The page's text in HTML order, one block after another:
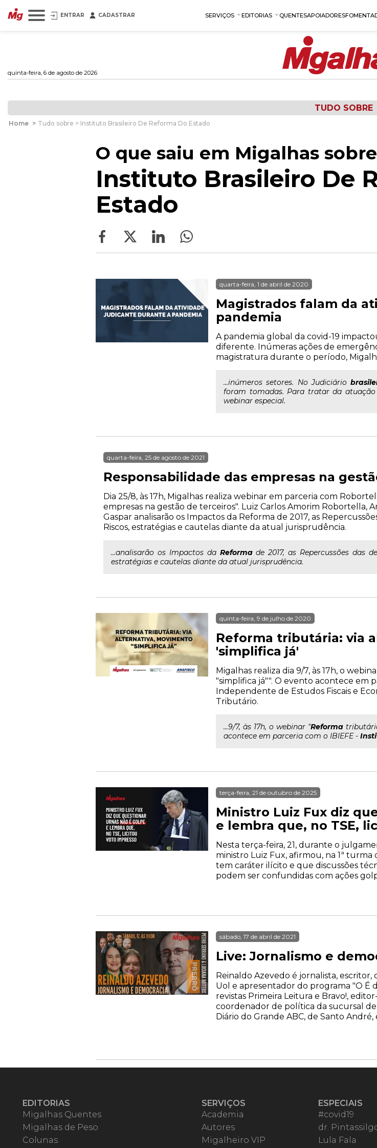
ENTRAR CADASTRAR SERVIÇOS EDITORIAS QUENTESAPOIADORES
quinta-feira, 6 de agosto de 2026
TUDO SOBRE
Home > Tudo sobre > Instituto Brasileiro De Reforma Do Estado
O que saiu em Migalhas sobre
Instituto Brasileiro De
Estado
quarta-feira, 1 de abril de 2020
Magistrados falam da
pandemia
A pandemia global da covid-19
diferente. Inúmeras ações de
magistratura durante o período,
...inúmeros setores. No Judiciário
foram tomadas. Para tratar da
webinar especial.
quarta-feira, 25 de agosto de 2021
Responsabilidade das empresas na
Dia 25/8, às 17h, Migalhas realiza webinar em parceria com
empresas na gestão de terceiros". Luiz Carlos Amorim Robortella,
Gaspar analisarão os Impactos da Reforma de 2017, as
Riscos, estratégias e cautelas diante da atual jurisprudência.
...analisarão os Impactos da Reformade 2017, as Repercussões das
estratégias e cautelas diante da atual jurisprudência.
quinta-feira, 9 de julho de 2020
Reforma tributária: via
'simplifica já'
Migalhas realiza dia 9/7, às 17h, o
"simplifica já"". O evento acontece em
Independente de Estudos Fiscais e
Tributário.
...9/7, às 17h, o webinar "Reforma
acontece em parceria com o IBIEFE -
terça-feira, 21 de outubro de 2025
Ministro Luiz Fux diz
e lembra que, no TSE,
Nesta terça-feira, 21, durante o
ministro Luiz Fux, afirmou, na 1ª
tem caráter ilícito e que discussões
podem ser confundidas com ações
sábado, 17 de abril de 2021
Live: Jornalismo e
Reinaldo Azevedo é jornalista,
Uol e apresentador do programa "O É
revistas Primeira Leitura e Bravo!,
coordenador de política da sucursal
Diário do Grande ABC, de Santo André,
EDITORIAS
Migalhas Quentes
Migalhas de Peso
Colunas
SERVIÇOS
Academia
Autores
Migalheiro VIP
ESPECIAIS
#covid19
dr.
Lula Fala